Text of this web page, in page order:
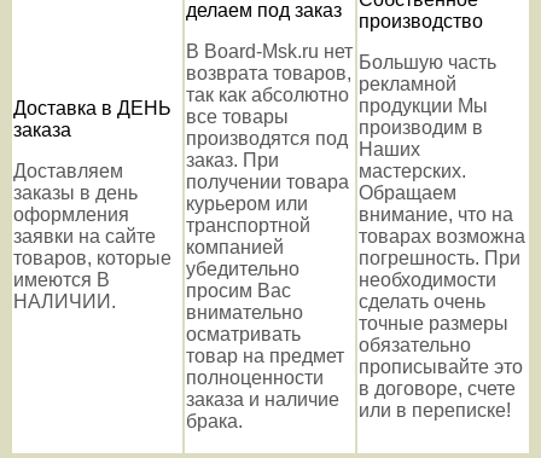
Доставка в ДЕНЬ
заказа
Доставляем
заказы в день
оформления
заявки на сайте
товаров, которые
имеются В
НАЛИЧИИ.
делаем под заказ
В Board-Msk.ru нет
возврата товаров,
так как абсолютно
все товары
производятся под
заказ. При
получении товара
курьером или
транспортной
компанией
убедительно
просим Вас
внимательно
осматривать
товар на предмет
полноценности
заказа и наличие
брака.
производство
Большую часть
рекламной
продукции Мы
производим в
Наших
мастерских.
Обращаем
внимание, что на
товарах возможна
погрешность. При
необходимости
сделать очень
точные размеры
обязательно
прописывайте это
в договоре, счете
или в переписке!